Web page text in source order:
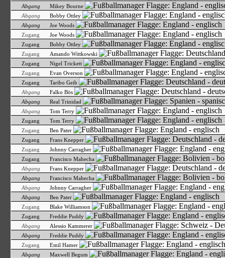
Abgang
Mikey Bourne
Abgang
Bobby Ottley
Abgang
Joe Woods
Zugang
Joe Woods
Zugang
Bobby Ottley
Zugang
Amando Wittkowski
Zugang
Nigel Trickett
Zugang
Evan Overson
Zugang
Taribo Geib
Abgang
Falko Bös
Abgang
Real Trinidad
Abgang
Tom Terry
Zugang
Tom Terry
Zugang
Ben Pater
Zugang
Frans Knepper
Zugang
Johnny Carragher
Zugang
Francisco Mahecha
Abgang
Frans Knepper
Abgang
Francisco Mahecha
Abgang
Johnny Carragher
Abgang
Ben Pater
Zugang
Blake Williamson
Zugang
Freddie Puddy
Abgang
Alessio Kammerer
Abgang
Freddie Puddy
Zugang
Emil Hamer
Abgang
Maxwell Begum